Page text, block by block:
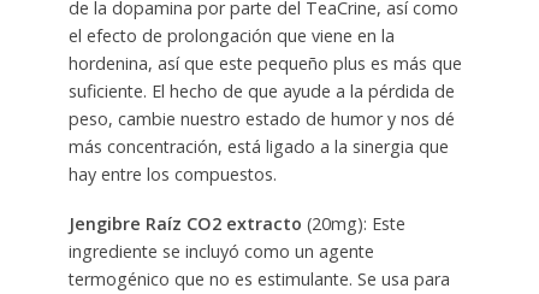
de la dopamina por parte del TeaCrine, así como
el efecto de prolongación que viene en la
hordenina, así que este pequeño plus es más que
suficiente. El hecho de que ayude a la pérdida de
peso, cambie nuestro estado de humor y nos dé
más concentración, está ligado a la sinergia que
hay entre los compuestos.
Jengibre Raíz CO2 extracto (20mg): Este
ingrediente se incluyó como un agente
termogénico que no es estimulante. Se usa para